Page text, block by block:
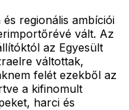
regionális ambíciói
vált. Az
az Egyesült
váltottak,
felét ezekből az
a kifinomult
harci és